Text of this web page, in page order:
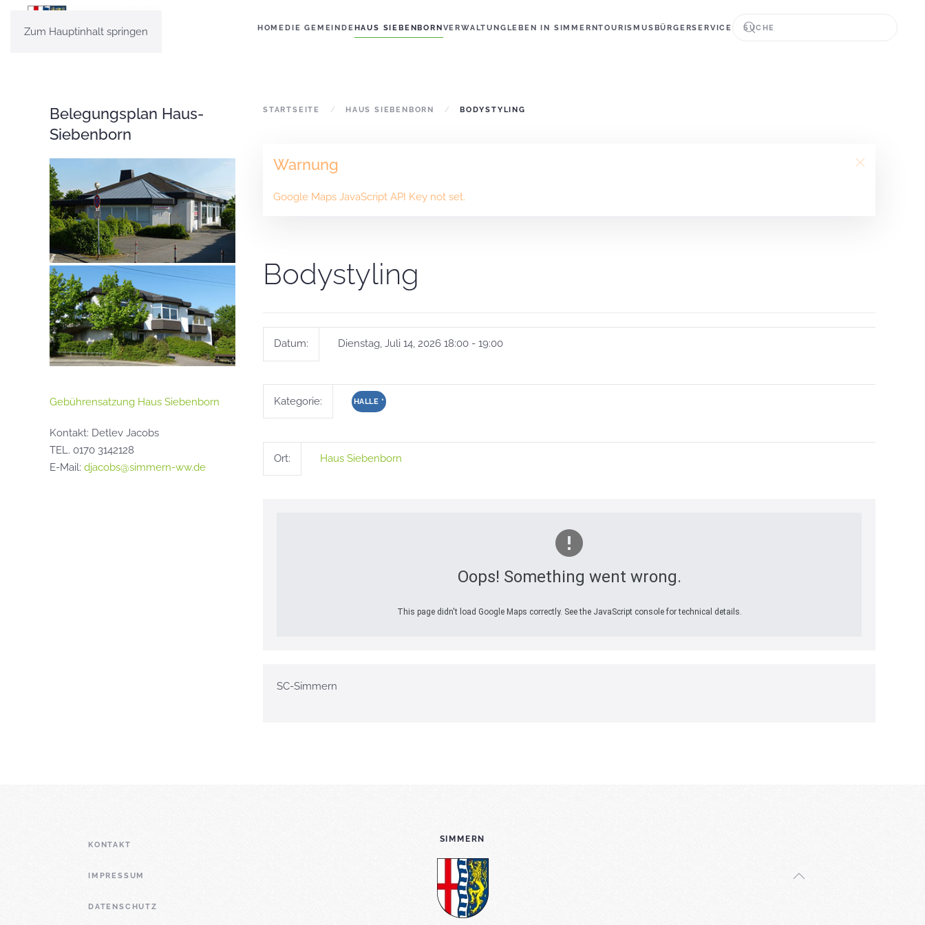
Zum Hauptinhalt springen HOMEDIE GEMEINDEHAUS SIEBENBORNVERWALTUNGLEBEN IN SIMMERNTOURISMUSBÜRGERSERVICE
STARTSEITE HAUS SIEBENBORN BODYSTYLING
Warnung
Google Maps JavaScript API Key not set.
Bodystyling
Datum: Dienstag, Juli 14, 2026 18:00 - 19:00
Kategorie: HALLE *
Ort: Haus Siebenborn
Oops! Something went wrong.
This page didn't load Google Maps correctly. See the JavaScript console for technical details.
SC-Simmern
Belegungsplan Haus-
Siebenborn
Gebührensatzung Haus Siebenborn
Kontakt: Detlev Jacobs
TEL. 0170 3142128
E-Mail: djacobs@simmern-ww.de
KONTAKT
IMPRESSUM
DATENSCHUTZ
SIMMERN